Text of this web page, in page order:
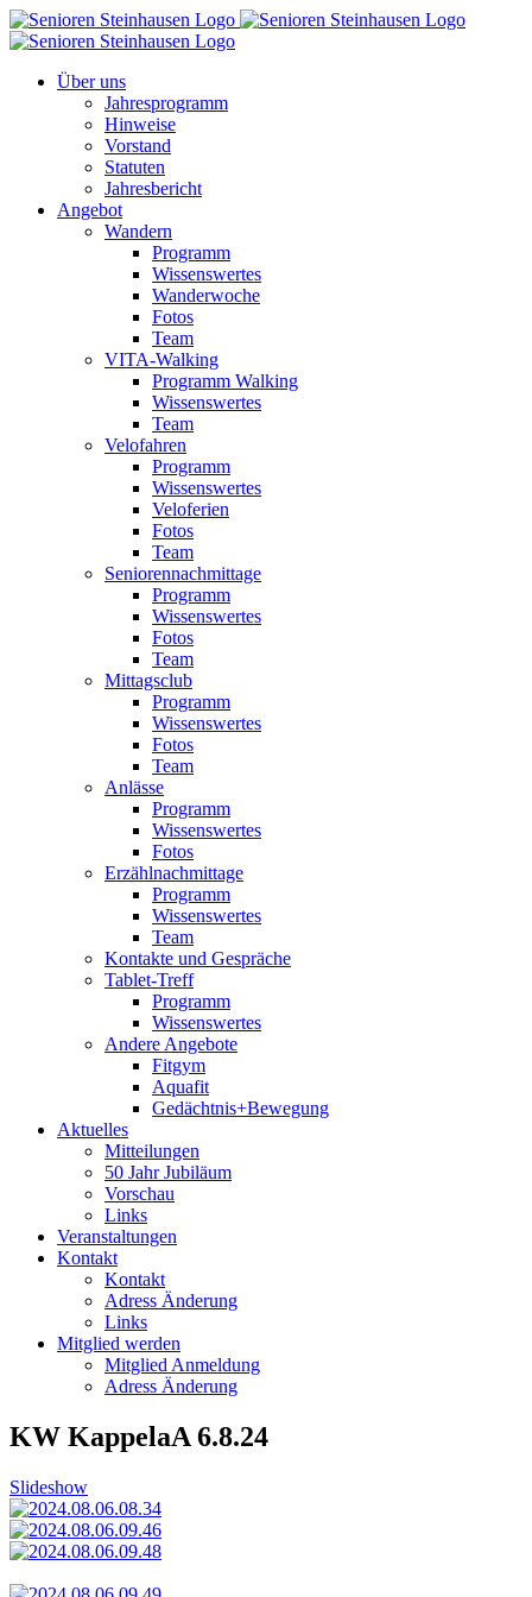
Zum
Inhalt
Über uns
Jahresprogramm
Hinweise
Vorstand
Statuten
Jahresbericht
Angebot
Wandern
Programm
Wissenswertes
Wanderwoche
Fotos
Team
VITA-Walking
Programm Walking
Wissenswertes
Team
Velofahren
Programm
Wissenswertes
Veloferien
Fotos
Team
Seniorennachmittage
Programm
Wissenswertes
Fotos
Team
Mittagsclub
Programm
Wissenswertes
Fotos
Team
Anlässe
Programm
Wissenswertes
Fotos
Erzählnachmittage
Programm
Wissenswertes
Team
Kontakte und Gespräche
Tablet-Treff
Programm
Wissenswertes
Andere Angebote
Fitgym
Aquafit
Gedächtnis+Bewegung
Aktuelles
Mitteilungen
50 Jahr Jubiläum
Vorschau
Links
Veranstaltungen
Kontakt
Kontakt
Adress Änderung
Links
Mitglied werden
Mitglied Anmeldung
Adress Änderung
KW KappelaA 6.8.24
Slideshow